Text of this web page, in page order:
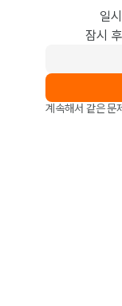
일
잠시
계속해서 같은 문